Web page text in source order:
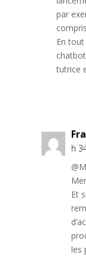
par
En tout
tutrice
h
Et
les